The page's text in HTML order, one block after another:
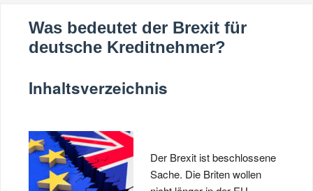
Was bedeutet der Brexit für
deutsche Kreditnehmer?
Inhaltsverzeichnis
Der Brexit ist beschlossene
Sache. Die Briten wollen